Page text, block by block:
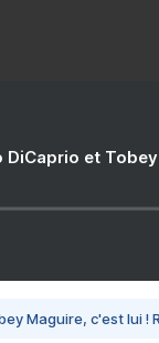
DiCaprio et
Maguire, c'est lui !